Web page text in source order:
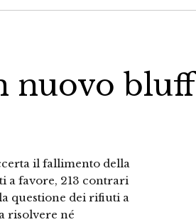
nuovo bluff
il fallimento della
a favore, 213 contrari
questione dei rifiuti a
risolvere né